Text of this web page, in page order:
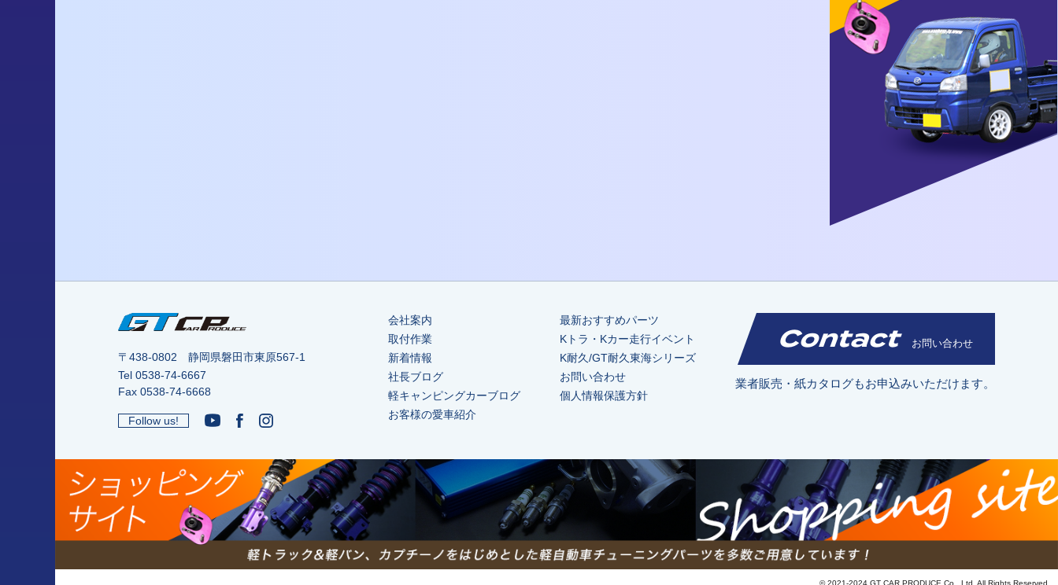
〒438-0802 静岡県磐田市東原567-1
Tel 0538-74-6667
Fax 0538-74-6668
Follow us!
会社案内
取付作業
新着情報
社長ブログ
軽キャンピングカーブログ
お客様の愛車紹介
最新おすすめパーツ
Kトラ・Kカー走行イベント
K耐久/GT耐久東海シリーズ
お問い合わせ
個人情報保護方針
Contact お問い合わせ
業者販売・紙カタログもお申込みいただけます。
© 2021-2024 GT CAR PRODUCE Co., Ltd. All Rights Reserved.